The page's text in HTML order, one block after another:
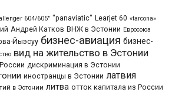
604/605" "panaviatic" Learjet 60 «tarcona»
Андрей Катков ВНЖ в Эстонии Евросоюз
Йыэсуу бизнес-авиация бизнес-
вид на жительство в Эстонии
дискриминация в Эстонии
иностранцы в Эстонии латвия
в Эстонии литва отток капитала из России